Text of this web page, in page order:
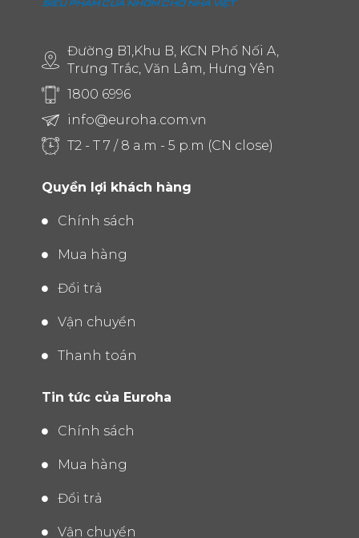
Đường B1,Khu B, KCN Phố Nối A,
Trưng Trắc, Văn Lâm, Hưng Yên
1800 6996
info@euroha.com.vn
T2 - T 7 / 8 a.m - 5 p.m (CN close)
Quyền lợi khách hàng
Chính sách
Mua hàng
Đổi trả
Vận chuyển
Thanh toán
Tin tức của Euroha
Chính sách
Mua hàng
Đổi trả
Vận chuyển